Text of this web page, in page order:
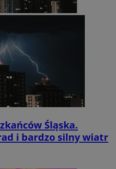
Śląska.
i bardzo silny wiatr